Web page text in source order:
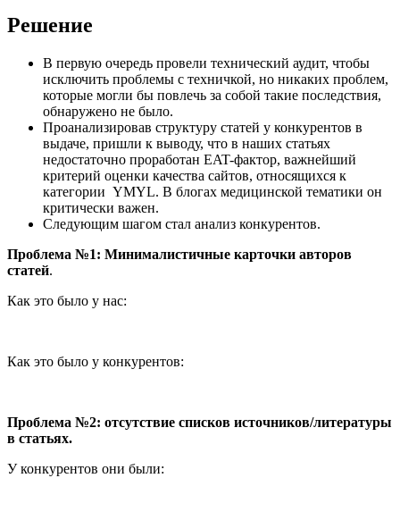
Решение
В первую очередь провели технический аудит, чтобы
исключить проблемы с техничкой, но никаких проблем,
которые могли бы повлечь за собой такие последствия,
обнаружено не было.
Проанализировав структуру статей у конкурентов в
выдаче, пришли к выводу, что в наших статьях
недостаточно проработан EAT-фактор, важнейший
критерий оценки качества сайтов, относящихся к
категории YMYL. В блогах медицинской тематики он
критически важен.
Следующим шагом стал анализ конкурентов.
Проблема №1: Минималистичные карточки авторов
статей.
Как это было у нас:
Как это было у конкурентов:
Проблема №2: отсутствие списков источников/литературы
в статьях.
У конкурентов они были: